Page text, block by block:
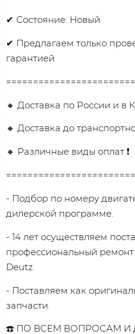
✔ Состояние: Новый
✔ Предлагаем только
гарантией
🔸 Доставка по России и в
🔸 Доставка до
🔸 Различные виды оплат ❗
- Подбор по номеру
дилерской программе.
- 14 лет осуществляем
профессиональный
Dеutz.
- Поставляем как
запчасти.
☎️ ПО ВСЕМ ВОПРОСАМ И